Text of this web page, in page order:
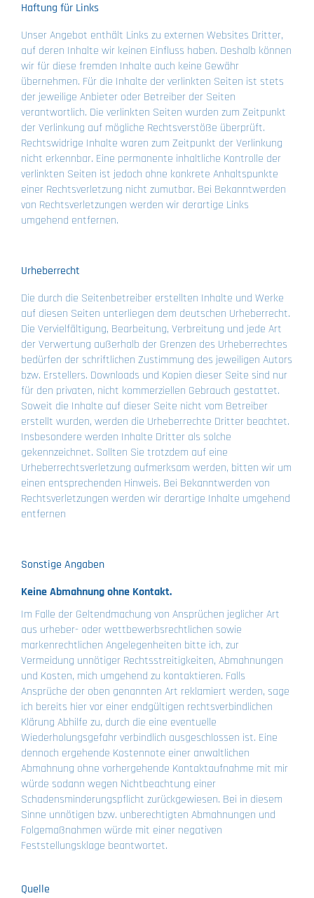
Haftung für Links
Unser Angebot enthält Links zu externen Websites Dritter,
auf deren Inhalte wir keinen Einfluss haben. Deshalb können
wir für diese fremden Inhalte auch keine Gewähr
übernehmen. Für die Inhalte der verlinkten Seiten ist stets
der jeweilige Anbieter oder Betreiber der Seiten
verantwortlich. Die verlinkten Seiten wurden zum Zeitpunkt
der Verlinkung auf mögliche Rechtsverstöße überprüft.
Rechtswidrige Inhalte waren zum Zeitpunkt der Verlinkung
nicht erkennbar. Eine permanente inhaltliche Kontrolle der
verlinkten Seiten ist jedoch ohne konkrete Anhaltspunkte
einer Rechtsverletzung nicht zumutbar. Bei Bekanntwerden
von Rechtsverletzungen werden wir derartige Links
umgehend entfernen.
Urheberrecht
Die durch die Seitenbetreiber erstellten Inhalte und Werke
auf diesen Seiten unterliegen dem deutschen Urheberrecht.
Die Vervielfältigung, Bearbeitung, Verbreitung und jede Art
der Verwertung außerhalb der Grenzen des Urheberrechtes
bedürfen der schriftlichen Zustimmung des jeweiligen Autors
bzw. Erstellers. Downloads und Kopien dieser Seite sind nur
für den privaten, nicht kommerziellen Gebrauch gestattet.
Soweit die Inhalte auf dieser Seite nicht vom Betreiber
erstellt wurden, werden die Urheberrechte Dritter beachtet.
Insbesondere werden Inhalte Dritter als solche
gekennzeichnet. Sollten Sie trotzdem auf eine
Urheberrechtsverletzung aufmerksam werden, bitten wir um
einen entsprechenden Hinweis. Bei Bekanntwerden von
Rechtsverletzungen werden wir derartige Inhalte umgehend
entfernen
Sonstige Angaben
Keine Abmahnung ohne Kontakt.
Im Falle der Geltendmachung von Ansprüchen jeglicher Art
aus urheber- oder wettbewerbsrechtlichen sowie
markenrechtlichen Angelegenheiten bitte ich, zur
Vermeidung unnötiger Rechtsstreitigkeiten, Abmahnungen
und Kosten, mich umgehend zu kontaktieren. Falls
Ansprüche der oben genannten Art reklamiert werden, sage
ich bereits hier vor einer endgültigen rechtsverbindlichen
Klärung Abhilfe zu, durch die eine eventuelle
Wiederholungsgefahr verbindlich ausgeschlossen ist. Eine
dennoch ergehende Kostennote einer anwaltlichen
Abmahnung ohne vorhergehende Kontaktaufnahme mit mir
würde sodann wegen Nichtbeachtung einer
Schadensminderungspflicht zurückgewiesen. Bei in diesem
Sinne unnötigen bzw. unberechtigten Abmahnungen und
Folgemaßnahmen würde mit einer negativen
Feststellungsklage beantwortet.
Quelle